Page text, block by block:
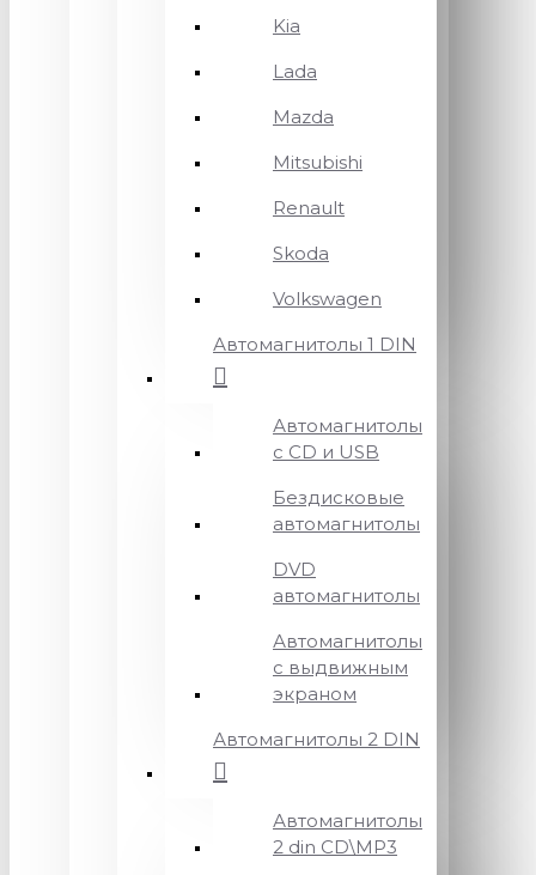
Kia
Lada
Mazda
Mitsubishi
Renault
Skoda
Volkswagen
Автомагнитолы 1 DIN
Автомагнитолы
с CD и USB
Бездисковые
автомагнитолы
DVD
автомагнитолы
Автомагнитолы
с выдвижным
экраном
Автомагнитолы 2 DIN
Автомагнитолы
2 din CD\MP3